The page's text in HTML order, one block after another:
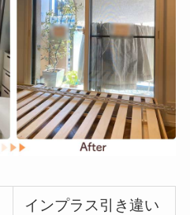
インプラス引き違い